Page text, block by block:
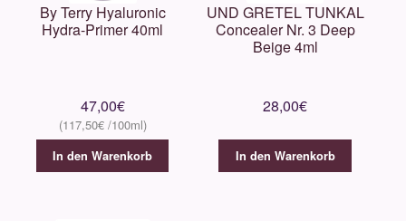
By Terry Hyaluronic
Hydra-Primer 40ml
47,00€
117,50€
In den Warenkorb
UND GRETEL TUNKAL
Concealer Nr. 3 Deep
Beige 4ml
28,00€
In den Warenkorb